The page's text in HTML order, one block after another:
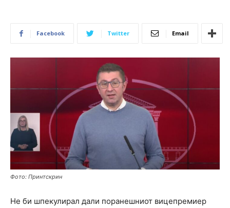
Facebook Twitter Email
Фото: Принтскрин
Не би шпекулирал дали поранешниот вицепремиер